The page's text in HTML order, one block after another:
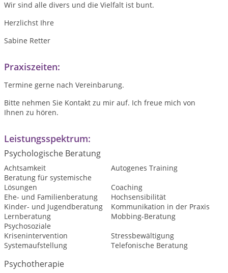
Wir sind alle divers und die Vielfalt ist bunt.
Herzlichst Ihre
Sabine Retter
Praxiszeiten:
Termine gerne nach Vereinbarung.
Bitte nehmen Sie Kontakt zu mir auf. Ich freue mich von
Ihnen zu hören.
Leistungsspektrum:
Psychologische Beratung
Achtsamkeit
Autogenes Training
Beratung für systemische
Lösungen
Coaching
Ehe- und Familienberatung
Hochsensibilität
Kinder- und Jugendberatung
Kommunikation in der Praxis
Lernberatung
Mobbing-Beratung
Psychosoziale
Krisenintervention
Stressbewältigung
Systemaufstellung
Telefonische Beratung
Psychotherapie